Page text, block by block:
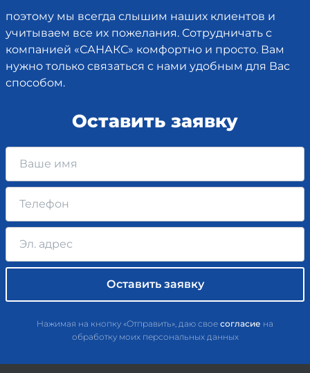
поэтому мы всегда слышим наших клиентов и
учитываем все их пожелания. Сотрудничать с
компанией «САНАКС» комфортно и просто. Вам
нужно только связаться с нами удобным для Вас
способом.
Оставить заявку
Нажимая на кнопку «Отправить», даю свое согласие на
обработку моих персональных данных